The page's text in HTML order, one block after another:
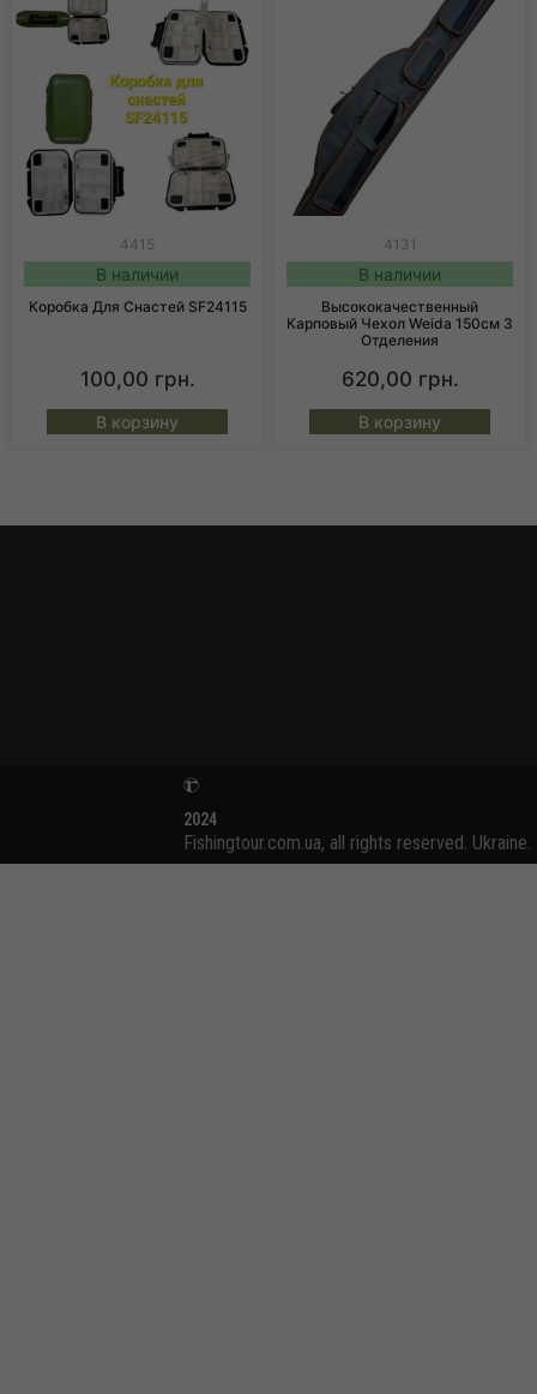
4415
В наличии
Коробка Для Снастей SF24115
100,00 грн.
В корзину
4131
В наличии
Высококачественный
Карповый Чехол Weida 150см 3
Отделения
620,00 грн.
В корзину
2024
Fishingtour.com.ua, all rights reserved. Ukraine.